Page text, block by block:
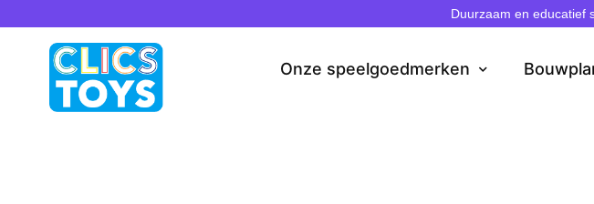
naar
Duurzaam en educatief
Onze speelgoedmerken